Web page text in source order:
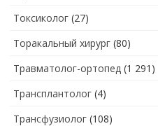
Токсиколог (27)
Торакальный хирург (80)
Травматолог-ортопед (1 291)
Трансплантолог (4)
Трансфузиолог (108)